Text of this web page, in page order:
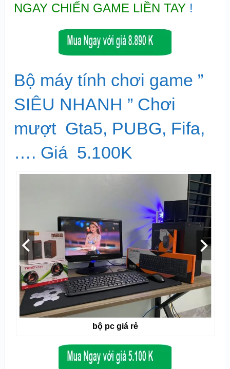
NGAY CHIẾN GAME LIỀN TAY!
Bộ máy tính chơi game ”
SIÊU NHANH ” Chơi
mượt Gta5, PUBG, Fifa,
…. Giá 5.100K
bộ pc giá rẻ